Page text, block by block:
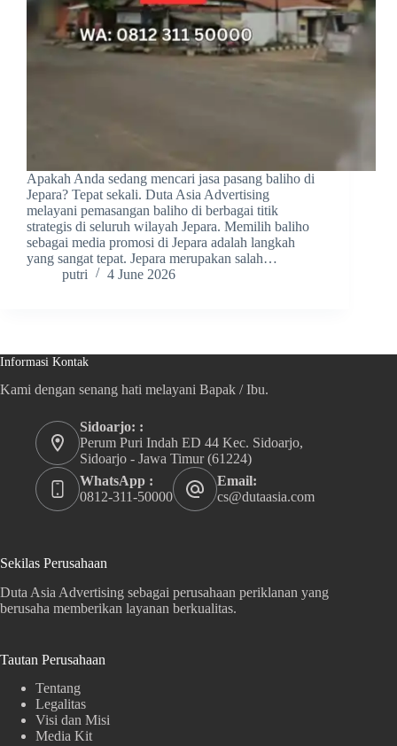
Apakah Anda sedang mencari jasa pasang baliho di
Jepara? Tepat sekali. Duta Asia Advertising
melayani pemasangan baliho di berbagai titik
strategis di seluruh wilayah Jepara. Memilih baliho
sebagai media promosi di Jepara adalah langkah
yang sangat tepat. Jepara merupakan salah…
putri
4 June 2026
Informasi Kontak
Kami dengan senang hati melayani Bapak / Ibu.
Sidoarjo: :
Perum Puri Indah ED 44 Kec. Sidoarjo,
Sidoarjo - Jawa Timur (61224)
WhatsApp :
0812-311-50000
Email:
cs@dutaasia.com
Sekilas Perusahaan
Duta Asia Advertising sebagai perusahaan periklanan yang
berusaha memberikan layanan berkualitas.
Tautan Perusahaan
Tentang
Legalitas
Visi dan Misi
Media Kit